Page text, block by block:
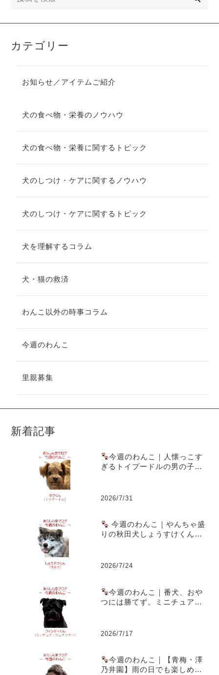
カテゴリー
お知らせ／アイテムご紹介
犬の食べ物・栄養のノウハウ
犬の食べ物・栄養に関するトピック
犬のしつけ・ケアに関するノウハウ
犬のしつけ・ケアに関するトピック
犬を理解するコラム
犬・猫の救済
わんこ以外の時事コラム
今週のわんこ
里親募集
新着記事
今週のわんこ｜人懐っこす
ぎるトイプードルの男の子ラ
2026/7/31
今週のわんこ｜やんちゃ盛
りの秋田犬しょうすけくん～
2026/7/24
今週のわんこ｜番犬、おや
つには勝てず。ミニチュア・
2026/7/17
今週のわんこ｜【青梅・澤
乃井園】雨の日でも楽しめる